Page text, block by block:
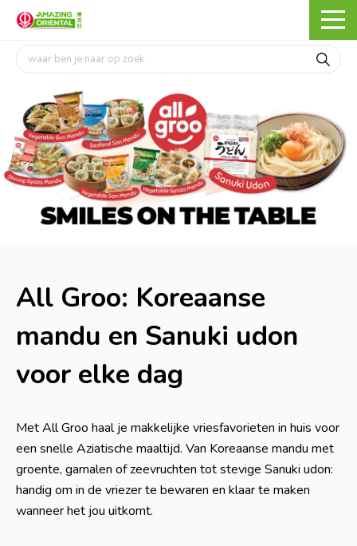
All Groo: Koreaanse
mandu en Sanuki udon
voor elke dag
Met All Groo haal je makkelijke vriesfavorieten in huis voor
een snelle Aziatische maaltijd. Van Koreaanse mandu met
groente, garnalen of zeevruchten tot stevige Sanuki udon:
handig om in de vriezer te bewaren en klaar te maken
wanneer het jou uitkomt.